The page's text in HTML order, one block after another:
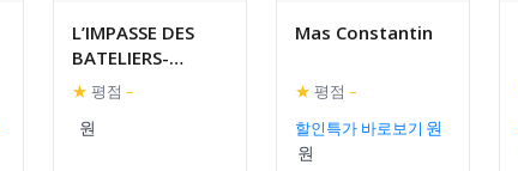
L’IMPASSE DES
BATELIERS-
magnifique
maison pour 7
★ 평점 –
Mas Constantin
★ 평점 –
할인특가 바로보기